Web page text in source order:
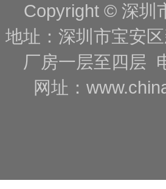
Copyright © 深圳
地址：深圳市宝安
厂房一层至四层
网址：